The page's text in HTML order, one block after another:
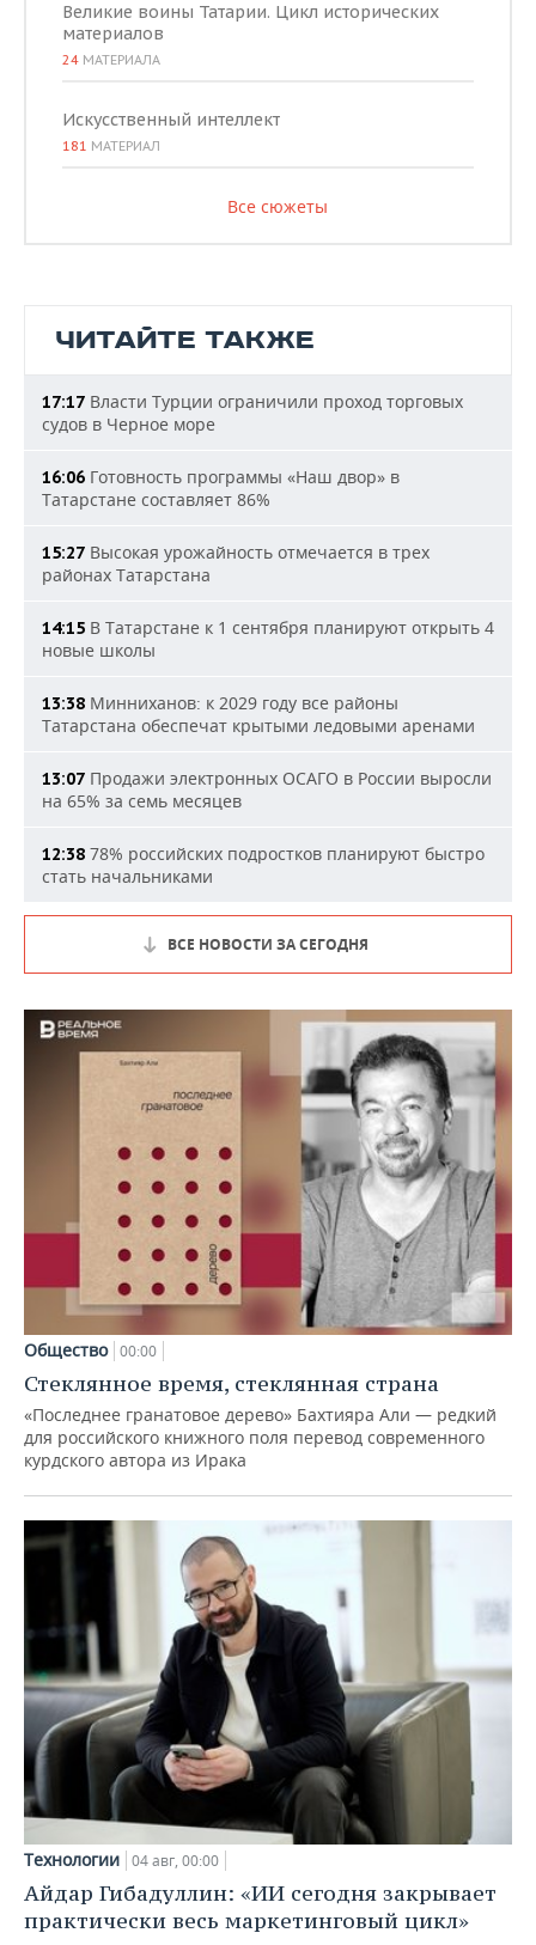
Великие воины Татарии. Цикл исторических
материалов
24 МАТЕРИАЛА
Искусственный интеллект
181 МАТЕРИАЛ
Все сюжеты
ЧИТАЙТЕ ТАКЖЕ
17:17 Власти Турции ограничили проход торговых
судов в Черное море
16:06 Готовность программы «Наш двор» в
Татарстане составляет 86%
15:27 Высокая урожайность отмечается в трех
районах Татарстана
14:15 В Татарстане к 1 сентября планируют открыть 4
новые школы
13:38 Минниханов: к 2029 году все районы
Татарстана обеспечат крытыми ледовыми аренами
13:07 Продажи электронных ОСАГО в России выросли
на 65% за семь месяцев
12:38 78% российских подростков планируют быстро
стать начальниками
ВСЕ НОВОСТИ ЗА СЕГОДНЯ
Общество 00:00
Стеклянное время, стеклянная страна
«Последнее гранатовое дерево» Бахтияра Али — редкий
для российского книжного поля перевод современного
курдского автора из Ирака
Технологии 04 авг, 00:00
Айдар Гибадуллин: «ИИ сегодня закрывает
практически весь маркетинговый цикл»